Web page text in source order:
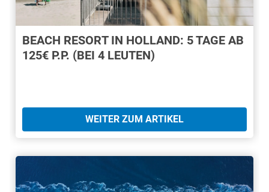
BEACH RESORT IN HOLLAND: 5 TAGE AB
125€ P.P. (BEI 4 LEUTEN)
WEITER ZUM ARTIKEL